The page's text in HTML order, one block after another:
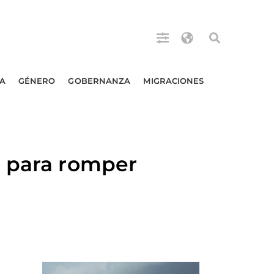
GÉNERO GOBERNANZA MIGRACIONES
para romper